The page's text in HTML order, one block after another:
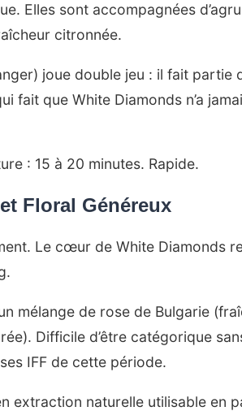
Elles sont accompagnées
citronnée.
joue double jeu : il fait partie
fait que White Diamonds n’a
: 15 à 20 minutes. Rapide.
Floral Généreux
Le cœur de White Diamonds
mélange de rose de Bulgarie
Difficile d’être catégorique
IFF de cette période.
extraction naturelle utilisable en